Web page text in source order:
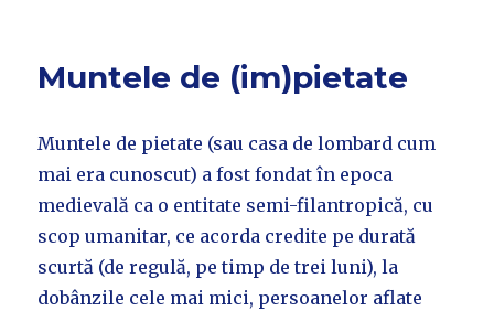
Muntele de (im)pietate
Muntele de pietate (sau casa de lombard cum
mai era cunoscut) a fost fondat în epoca
medievală ca o entitate semi-filantropică, cu
scop umanitar, ce acorda credite pe durată
scurtă (de regulă, pe timp de trei luni), la
dobânzile cele mai mici, persoanelor aflate